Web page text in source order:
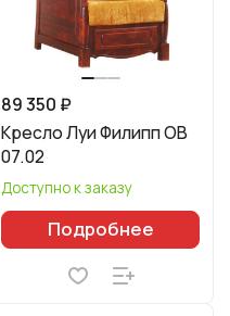
89 350 ₽
Кресло Луи Филипп ОВ
07.02
Доступно к заказу
Подробнее